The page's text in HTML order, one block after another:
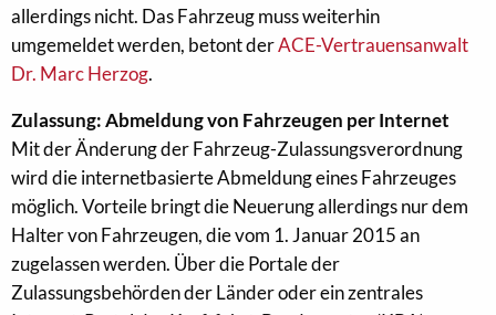
allerdings nicht. Das Fahrzeug muss weiterhin
umgemeldet werden, betont derACE-Vertrauensanwalt
Dr. Marc Herzog.
Zulassung: Abmeldung von Fahrzeugen per Internet
Mit der Änderung der Fahrzeug-Zulassungsverordnung
wird die internetbasierte Abmeldung eines Fahrzeuges
möglich. Vorteile bringt die Neuerung allerdings nur dem
Halter von Fahrzeugen, die vom 1. Januar 2015 an
zugelassen werden. Über die Portale der
Zulassungsbehörden der Länder oder ein zentrales